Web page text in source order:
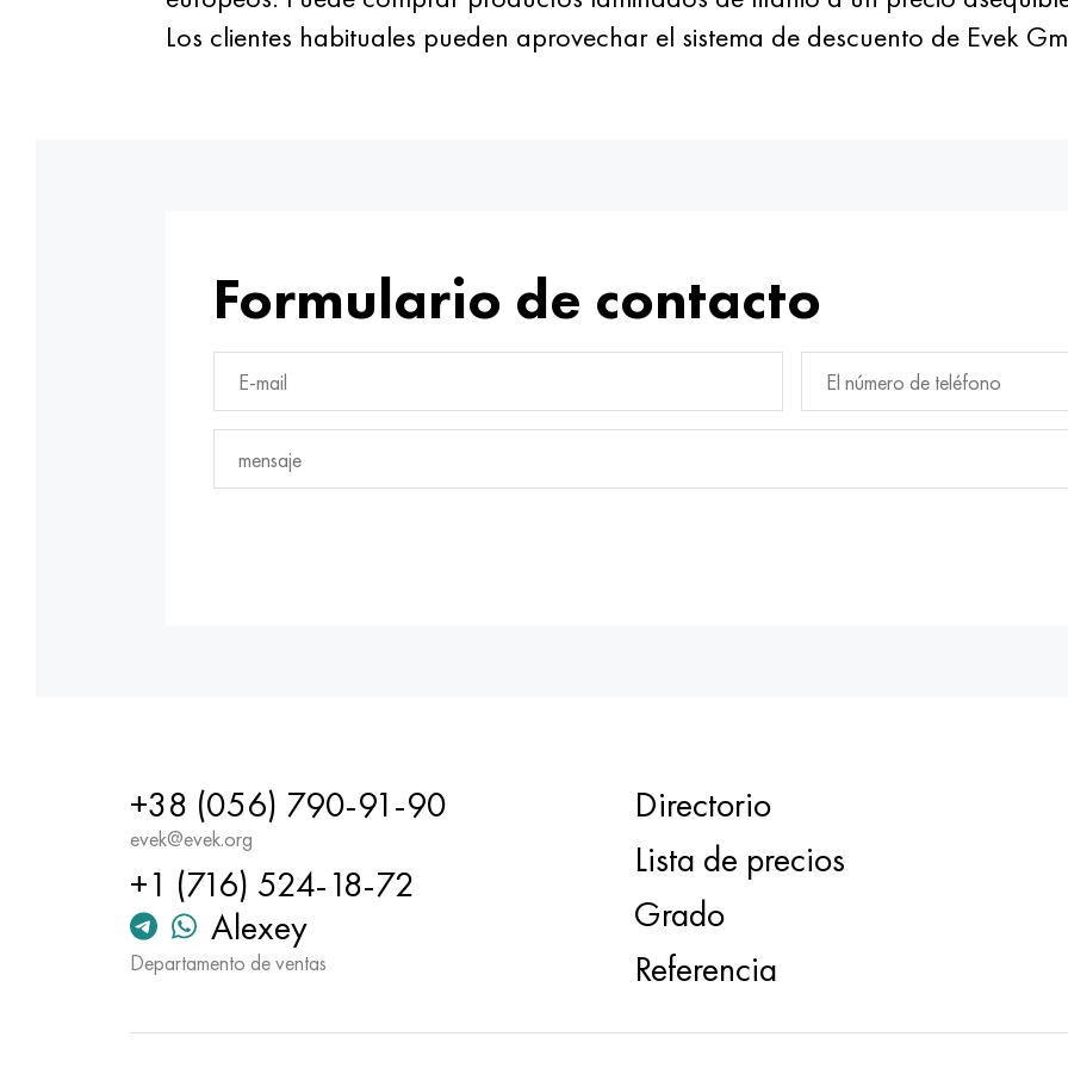
Los clientes habituales pueden aprovechar el sistema de descuento de Evek
Formulario de contacto
+38 (056) 790-91-90
evek@evek.org
+1 (716) 524-18-72
Alexey
Departamento de ventas
Directorio
Lista de precios
Grado
Referencia